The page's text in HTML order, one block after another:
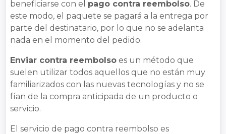
beneficiarse con el pago contra reembolso. De
este modo, el paquete se pagará a la entrega por
parte del destinatario, por lo que no se adelanta
nada en el momento del pedido.
Enviar contra reembolso es un método que
suelen utilizar todos aquellos que no están muy
familiarizados con las nuevas tecnologías y no se
fían de la compra anticipada de un producto o
servicio.
El servicio de pago contra reembolso es